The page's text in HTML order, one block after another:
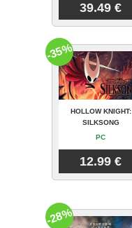
39.49 €
HOLLOW KNIGHT:
SILKSONG
PC
12.99 €
-35%
-28%